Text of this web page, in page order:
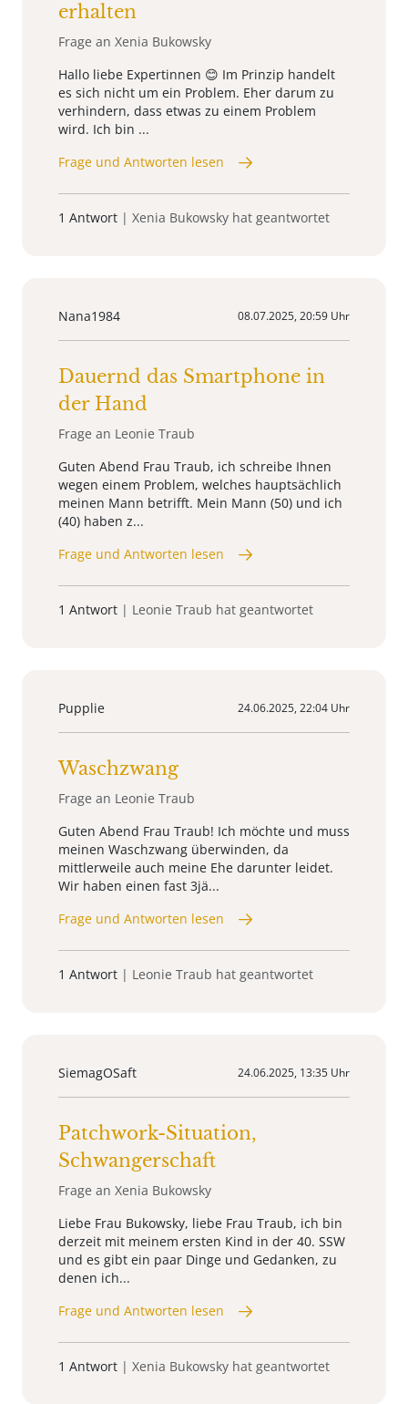
erhalten
Frage an Xenia Bukowsky
Hallo liebe Expertinnen 😊 Im Prinzip handelt
es sich nicht um ein Problem. Eher darum zu
verhindern, dass etwas zu einem Problem
wird. Ich bin ...
Frage und Antworten lesen
1 Antwort | Xenia Bukowsky hat geantwortet
Nana1984 08.07.2025, 20:59 Uhr
Dauernd das Smartphone in
der Hand
Frage an Leonie Traub
Guten Abend Frau Traub, ich schreibe Ihnen
wegen einem Problem, welches hauptsächlich
meinen Mann betrifft. Mein Mann (50) und ich
(40) haben z...
Frage und Antworten lesen
1 Antwort | Leonie Traub hat geantwortet
Pupplie 24.06.2025, 22:04 Uhr
Waschzwang
Frage an Leonie Traub
Guten Abend Frau Traub! Ich möchte und muss
meinen Waschzwang überwinden, da
mittlerweile auch meine Ehe darunter leidet.
Wir haben einen fast 3jä...
Frage und Antworten lesen
1 Antwort | Leonie Traub hat geantwortet
SiemagOSaft 24.06.2025, 13:35 Uhr
Patchwork-Situation,
Schwangerschaft
Frage an Xenia Bukowsky
Liebe Frau Bukowsky, liebe Frau Traub, ich bin
derzeit mit meinem ersten Kind in der 40. SSW
und es gibt ein paar Dinge und Gedanken, zu
denen ich...
Frage und Antworten lesen
1 Antwort | Xenia Bukowsky hat geantwortet